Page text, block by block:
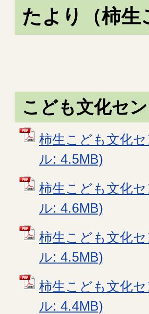
たより（柿生
こども文化セ
柿生こども文化
ル: 4.5MB)
柿生こども文化
ル: 4.6MB)
柿生こども文化
ル: 4.5MB)
柿生こども文化
ル: 4.4MB)